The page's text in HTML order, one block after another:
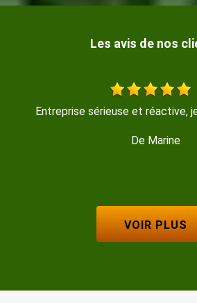
Les avis de nos
Travail soigné , trés propre
De
VOIR PLUS